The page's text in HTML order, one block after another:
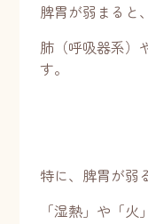
脾胃が弱まると
肺（呼吸器系）
す。
特に、脾胃が弱
「湿熱」や「火